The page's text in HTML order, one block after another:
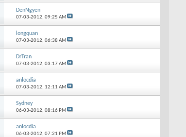
DenNgyen
07-03-2012, 09:25 AM
longquan
07-03-2012, 06:38 AM
DrTran
07-03-2012, 03:17 AM
anlocdia
07-03-2012, 12:11 AM
Sydney
06-03-2012, 08:16 PM
anlocdia
06-03-2012, 07:21 PM